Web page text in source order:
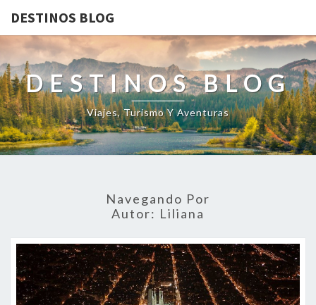
DESTINOS BLOG
DESTINOS BLOG
Viajes, Turismo Y Aventuras
Navegando Por
Autor: Liliana